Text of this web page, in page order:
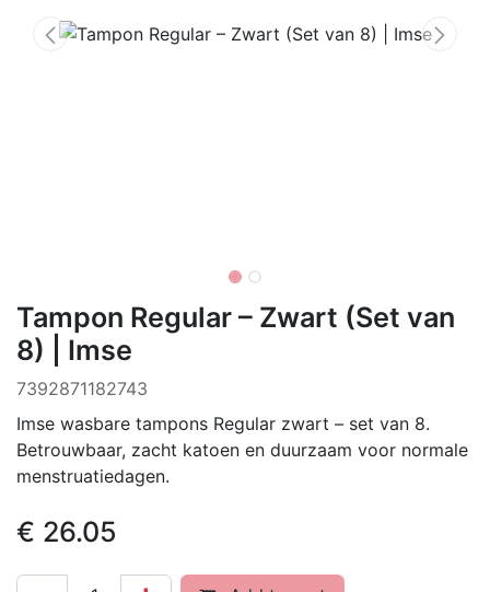
Tampon Regular – Zwart (Set van
8) | Imse
7392871182743
Imse wasbare tampons Regular zwart – set van 8.
Betrouwbaar, zacht katoen en duurzaam voor normale
menstruatiedagen.
€ 26.05